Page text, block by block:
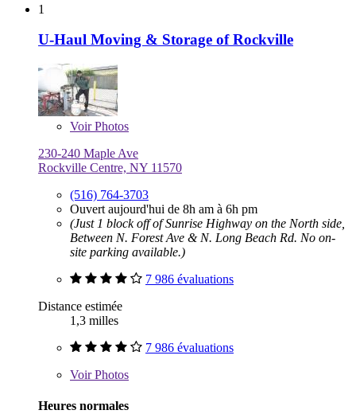
1
U-Haul Moving & Storage of Rockville
VoirPhotos
230-240 Maple Ave
Rockville Centre, NY 11570
(516) 764-3703
Ouvert aujourd'hui de 8h am à 6h pm
(Just 1 block off of Sunrise Highway on the North side,
Between N. Forest Ave & N. Long Beach Rd. No on-
site parking available.)
7 986 évaluations
Distance estimée
1,3 milles
7 986 évaluations
VoirPhotos
Heures normales